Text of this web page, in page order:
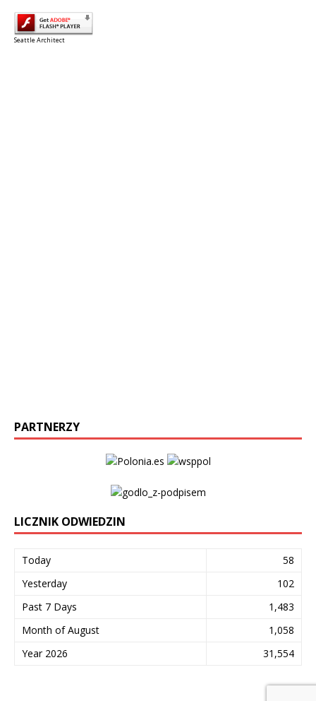
Seattle Architect
PARTNERZY
LICZNIK ODWIEDZIN
Today
58
Yesterday
102
Past 7 Days
1,483
Month of August
1,058
Year 2026
31,554